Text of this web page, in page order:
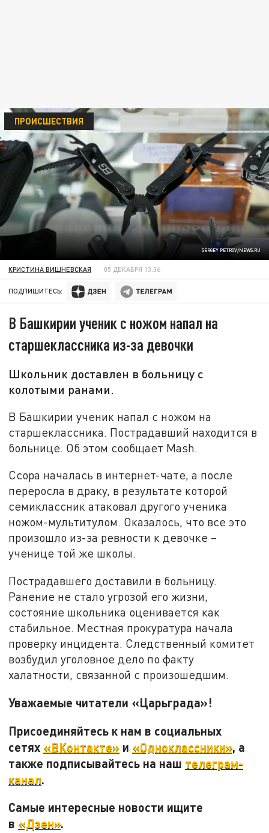
SERGEY PETROV/NEWS.RU
ПРОИСШЕСТВИЯ
КРИСТИНА ВИШНЕВСКАЯ 05 ДЕКАБРЯ 13:36
ПОДПИШИТЕСЬ:
В Башкирии ученик с ножом напал на
старшеклассника из-за девочки
Школьник доставлен в больницу с
колотыми ранами.
В Башкирии ученик напал с ножом на
старшеклассника. Пострадавший находится в
больнице. Об этом сообщает Mash.
Ссора началась в интернет-чате, а после
переросла в драку, в результате которой
семиклассник атаковал другого ученика
ножом-мультитулом. Оказалось, что все это
произошло из-за ревности к девочке –
ученице той же школы.
Пострадавшего доставили в больницу.
Ранение не стало угрозой его жизни,
состояние школьника оценивается как
стабильное. Местная прокуратура начала
проверку инцидента. Следственный комитет
возбудил уголовное дело по факту
халатности, связанной с произошедшим.
Уважаемые читатели «Царьграда»!
Присоединяйтесь к нам в социальных
сетях «ВКонтакте» и «Одноклассники», а
также подписывайтесь на наш телеграм-
канал.
Самые интересные новости ищите
в «Дзен».